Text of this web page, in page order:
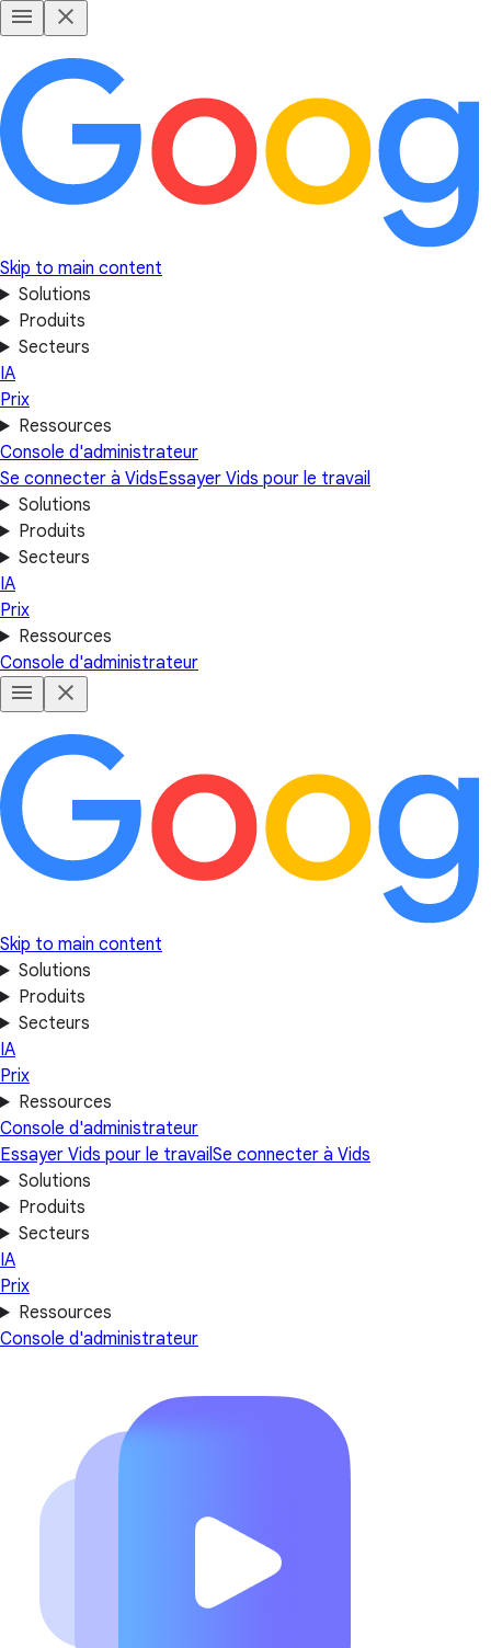
Skip to main content
Solutions
Produits
Secteurs
IA
Prix
Ressources
Console d'administrateur
Se connecter à VidsEssayer Vids pour le travail
Solutions
Produits
Secteurs
IA
Prix
Ressources
Console d'administrateur
Skip to main content
Solutions
Produits
Secteurs
IA
Prix
Ressources
Console d'administrateur
Essayer Vids pour le travailSe connecter à Vids
Solutions
Produits
Secteurs
IA
Prix
Ressources
Console d'administrateur